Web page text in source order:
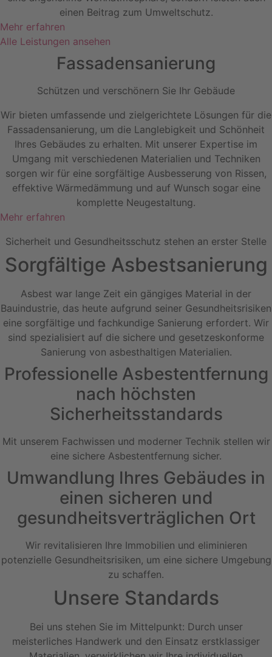
einen Beitrag zum Umweltschutz.
Mehr erfahren
Alle Leistungen ansehen
Fassadensanierung
Schützen und verschönern Sie Ihr Gebäude
Wir bieten umfassende und zielgerichtete Lösungen für die
Fassadensanierung, um die Langlebigkeit und Schönheit
Ihres Gebäudes zu erhalten. Mit unserer Expertise im
Umgang mit verschiedenen Materialien und Techniken
sorgen wir für eine sorgfältige Ausbesserung von Rissen,
effektive Wärmedämmung und auf Wunsch sogar eine
komplette Neugestaltung.
Mehr erfahren
Sicherheit und Gesundheitsschutz stehen an erster Stelle
Sorgfältige Asbestsanierung
Asbest war lange Zeit ein gängiges Material in der
Bauindustrie, das heute aufgrund seiner Gesundheitsrisiken
eine sorgfältige und fachkundige Sanierung erfordert. Wir
sind spezialisiert auf die sichere und gesetzeskonforme
Sanierung von asbesthaltigen Materialien.
Professionelle Asbestentfernung
nach höchsten
Sicherheitsstandards
Mit unserem Fachwissen und moderner Technik stellen wir
eine sichere Asbestentfernung sicher.
Umwandlung Ihres Gebäudes in
einen sicheren und
gesundheitsverträglichen Ort
Wir revitalisieren Ihre Immobilien und eliminieren
potenzielle Gesundheitsrisiken, um eine sichere Umgebung
zu schaffen.
Unsere Standards
Bei uns stehen Sie im Mittelpunkt: Durch unser
meisterliches Handwerk und den Einsatz erstklassiger